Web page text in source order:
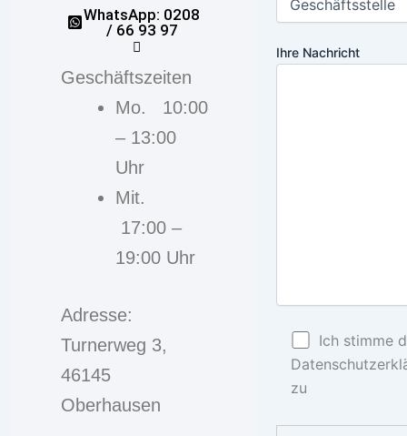
WhatsApp: 0208
/ 66 93 97
Geschäftszeiten
Mo. 10:00
– 13:00
Uhr
Mit.
17:00 –
19:00 Uhr
Adresse:
Turnerweg 3,
46145
Oberhausen
Ihre Nachricht
Ich stimme
zu